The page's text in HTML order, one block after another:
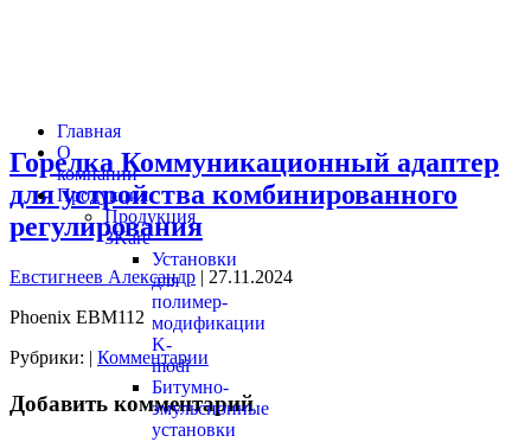
Главная
О
компании
Продукция
Продукция
3Kare
Установки
для
полимер-
модификации
K-
modi
Битумно-
эмульсионные
установки
Горелка Коммуникационный адаптер
для устройства комбинированного
регулирования
Евстигнеев Александр | 27.11.2024
Phoenix EBM112
Рубрики: | Комментарии
Добавить комментарий